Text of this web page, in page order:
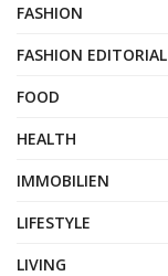
FASHION
FASHION EDITORIAL
FOOD
HEALTH
IMMOBILIEN
LIFESTYLE
LIVING